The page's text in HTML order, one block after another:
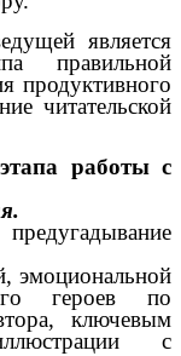
является
правильной
продуктивного
читательской
работы с
эмоциональной
его героев по
ключевым
с